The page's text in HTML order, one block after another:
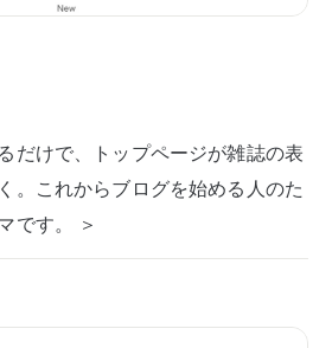
だけで、トップページが雑誌の表
。これからブログを始める人のた
です。 ＞